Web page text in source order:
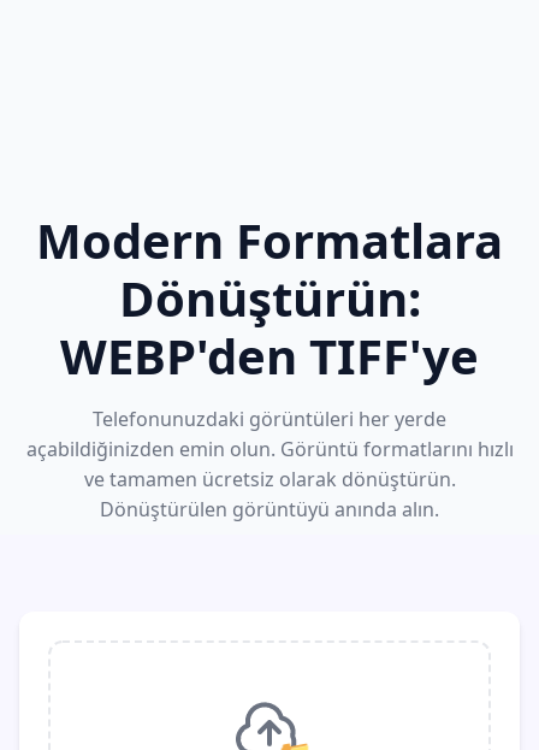
Modern Formatlara
Dönüştürün:
WEBP'den TIFF'ye
Telefonunuzdaki görüntüleri her yerde
açabildiğinizden emin olun. Görüntü formatlarını hızlı
ve tamamen ücretsiz olarak dönüştürün.
Dönüştürülen görüntüyü anında alın.